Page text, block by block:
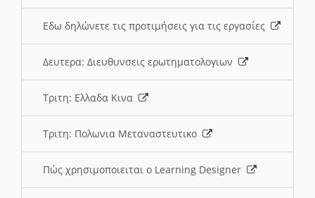
Εδω δηλώνετε τις προτιμήσεις για τις εργασίες
Δευτερα: Διευθυνσεις ερωτηματολογιων
Τριτη: Ελλαδα Κινα
Τριτη: Πολωνια Μεταναστευτικο
Πώς χρησιμοποιειται ο Learning Designer